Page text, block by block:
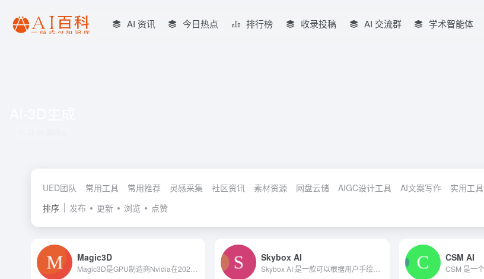
AI 资讯 今日热点 排行榜 收录投稿 AI 交流群 学术智能体
UED团队 常用工具 常用推荐 灵感采集 社区资讯 素材资源 网盘云储 AIGC设计工具 AI文案写作 实用工具
排序
发布 更新 浏览 点赞
Magic3D Skybox AI CSM AI